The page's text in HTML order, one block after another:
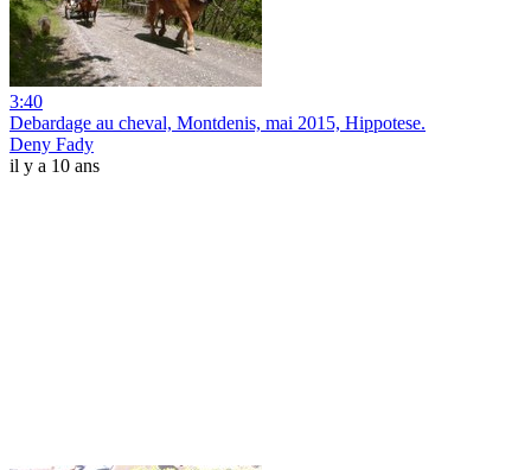
3:40
Debardage au cheval, Montdenis, mai 2015, Hippotese.
Deny Fady
il y a 10 ans